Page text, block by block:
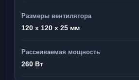
Размеры вентилятора
120 x 120 x 25 мм
Рассеиваемая мощность
260 Вт